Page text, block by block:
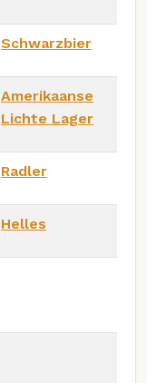
Schwarzbier
Amerikaanse
Lichte Lager
Radler
Helles